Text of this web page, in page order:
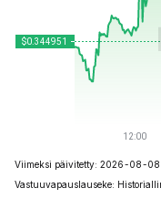
Viimeksi päivitetty: 2026-08-
Vastuuvapauslauseke: